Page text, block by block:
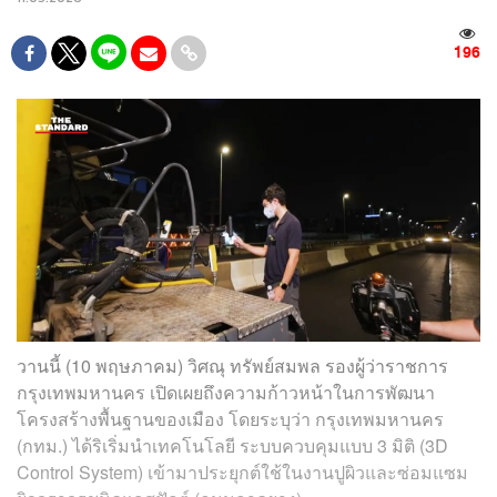
196
วานนี้ (10 พฤษภาคม) วิศณุ ทรัพย์สมพล รองผู้ว่าราชการ
กรุงเทพมหานคร เปิดเผยถึงความก้าวหน้าในการพัฒนา
โครงสร้างพื้นฐานของเมือง โดยระบุว่า กรุงเทพมหานคร
(กทม.) ได้ริเริ่มนำเทคโนโลยี ระบบควบคุมแบบ 3 มิติ (3D
Control System) เข้ามาประยุกต์ใช้ในงานปูผิวและซ่อมแซม